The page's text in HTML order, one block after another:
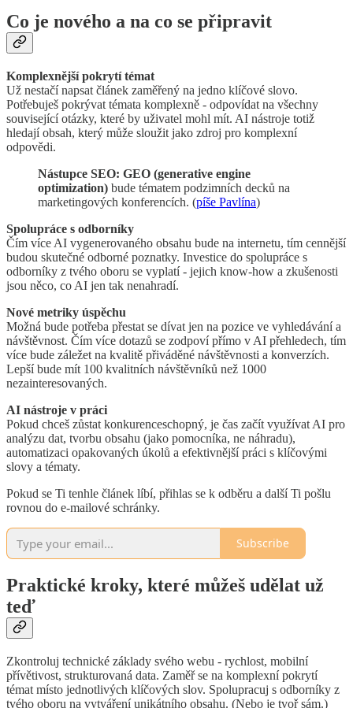
Co je nového a na co se připravit
Komplexnější pokrytí témat
Už nestačí napsat článek zaměřený na jedno klíčové slovo.
Potřebuješ pokrývat témata komplexně - odpovídat na všechny
související otázky, které by uživatel mohl mít. AI nástroje totiž
hledají obsah, který může sloužit jako zdroj pro komplexní
odpovědi.
Nástupce SEO: GEO (generative engine
optimization) bude tématem podzimních decků na
marketingových konferencích. (píše Pavlína)
Spolupráce s odborníky
Čím více AI vygenerovaného obsahu bude na internetu, tím cennější
budou skutečné odborné poznatky. Investice do spolupráce s
odborníky z tvého oboru se vyplatí - jejich know-how a zkušenosti
jsou něco, co AI jen tak nenahradí.
Nové metriky úspěchu
Možná bude potřeba přestat se dívat jen na pozice ve vyhledávání a
návštěvnost. Čím více dotazů se zodpoví přímo v AI přehledech, tím
více bude záležet na kvalitě přiváděné návštěvnosti a konverzích.
Lepší bude mít 100 kvalitních návštěvníků než 1000
nezainteresovaných.
AI nástroje v práci
Pokud chceš zůstat konkurenceschopný, je čas začít využívat AI pro
analýzu dat, tvorbu obsahu (jako pomocníka, ne náhradu),
automatizaci opakovaných úkolů a efektivnější práci s klíčovými
slovy a tématy.
Pokud se Ti tenhle článek líbí, přihlas se k odběru a další Ti pošlu
rovnou do e-mailové schránky.
Subscribe
Praktické kroky, které můžeš udělat už
teď
Zkontroluj technické základy svého webu - rychlost, mobilní
přívětivost, strukturovaná data. Zaměř se na komplexní pokrytí
témat místo jednotlivých klíčových slov. Spolupracuj s odborníky z
tvého oboru na vytváření unikátního obsahu. (Nebo je tvoř sám.)